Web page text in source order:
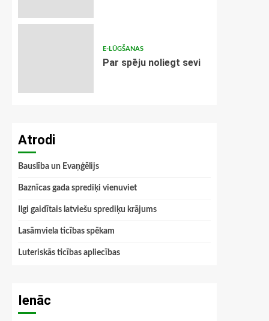
E-LŪGŠANAS
Par spēju noliegt sevi
Atrodi
Bauslība un Evaņģēlijs
Baznīcas gada sprediķi vienuviet
Ilgi gaidītais latviešu sprediķu krājums
Lasāmviela ticības spēkam
Luteriskās ticības apliecības
Ienāc